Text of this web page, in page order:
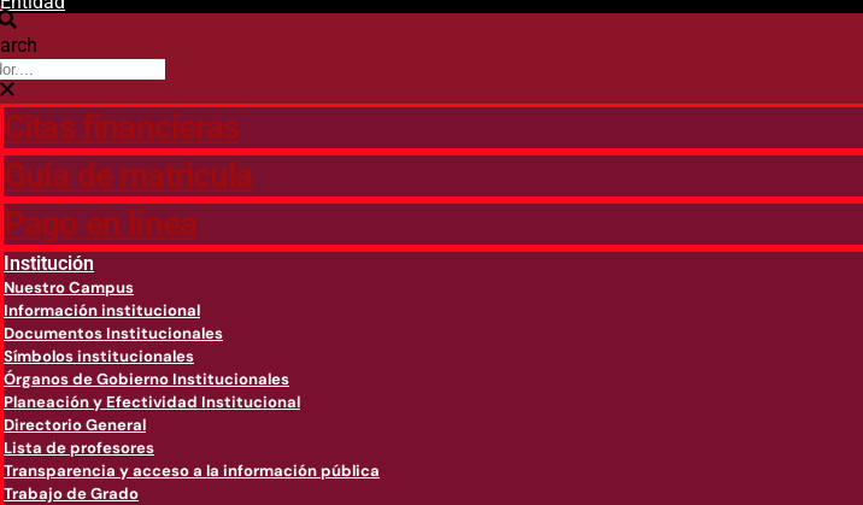
Citas financieras
Guía de matricula
Pago en línea
Institución
Nuestro Campus
Información institucional
Documentos Institucionales
Símbolos institucionales
Órganos de Gobierno Institucionales
Planeación y Efectividad Institucional
Directorio General
Lista de profesores
Transparencia y acceso a la información pública
Trabajo de Grado